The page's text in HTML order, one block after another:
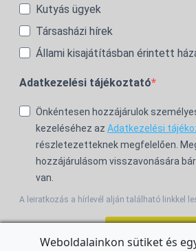
Kutyás ügyek
Társasházi hírek
Állami kisajátításban érintett
Adatkezelési tájékoztató
Önkéntesen hozzájárulok
kezeléséhez az Adatkezelési
részletezetteknek megfelelően.
hozzájárulásom visszavonására
van.
A leiratkozás a hírlevél alján található linkkel
Weboldalainkon sütiket és